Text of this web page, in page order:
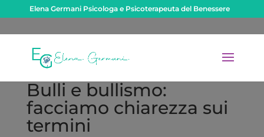
Elena Germani Psicologa e Psicoterapeuta del Benessere
Bulli e bullismo:
facciamo chiarezza sui
termini